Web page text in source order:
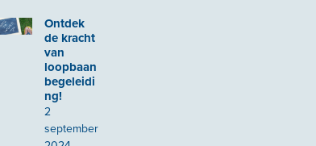
Ontdek
de kracht
van
loopbaan
begeleidi
ng!
2
september